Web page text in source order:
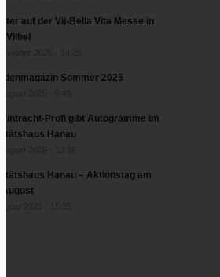
auf der Vil-Bella Vita Messe in
Vilbel
Sommer 2025
Eintracht-Profi gibt Autogramme im
Hanau
Hanau – Aktionstag am
August